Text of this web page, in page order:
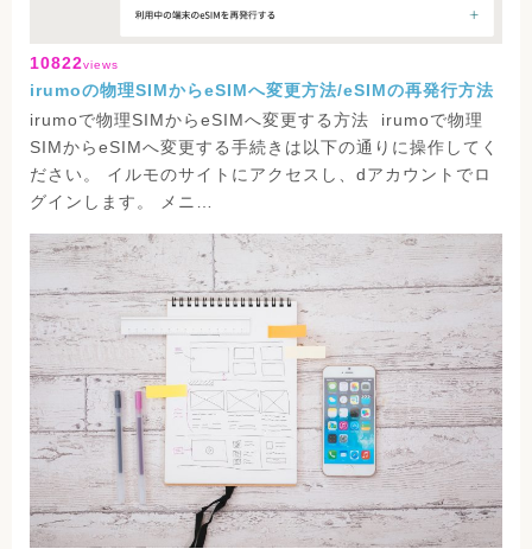
10822views
irumoの物理SIMからeSIMへ変更方法/eSIMの再発行方法
irumoで物理SIMからeSIMへ変更する方法 irumoで物理
SIMからeSIMへ変更する手続きは以下の通りに操作してく
ださい。 イルモのサイトにアクセスし、dアカウントでロ
グインします。 メニ…